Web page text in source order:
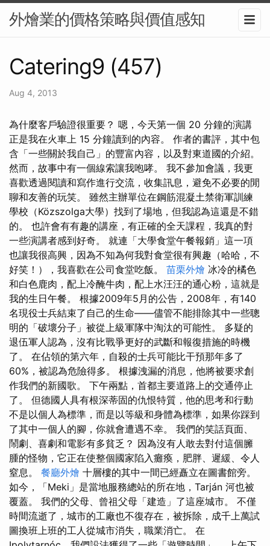
外燴業的價格策略與價值感知
Catering9 (457)
Aug 4, 2013
為什麼客戶驗證很重要？ 嗯，今天第一個 20 分鐘的演講
正是我在火車上 15 分鐘讀到的內容。 作者的書評，其中包
含「一些關於我自己」的豐富內容，以及對東道國的介紹。
然而，故事中有一個線索讓我咆哮。 我不參加會議，我更
喜歡透過閱讀和寫作進行交流，收集訊息，避免不必要的閒
聊和友善的玩笑。 雖然主辦單位在鋼筋混凝土禁衛軍訓練
學校（Közszolga大學）找到了場地，但我認為這還是不錯
的。 也許會有有趣的講座，有正確的全天課程，我真的對
一些演講者感到好奇。 就連「大學食堂午餐報銷」這一項
也讓我很高興，因為不知為何我對食堂很有興趣（哈哈，不
好笑！），我喜歡在公司食堂吃飯。 苗栗外燴 冰冷的橘色
和白色鹿肉，配上冷醃牛肉，配上水汪汪的通心粉，這就是
我的生日午餐。 根據2009年5月的公告，2008年，有140
名現役士兵結束了自己的生命——儘管不能排除其中一些聰
明的「破壞分子」被從上級軍隊中淘汰的可能性。 多疑的
退伍軍人認為，沒有比戰爭更好的武斷和報復措施的時機
了。 在佔領的第六年，自殺的士兵可能比干預那年多了
60%，被認為危險得多。 根據洩漏的消息，他將被要求創
作我們的新國歌。 下午兩點，首都主要道路上的交通停止
了。 但德國人具有根深蒂固的仇恨特質，他的思考和行動
不是以個人為標準，而是以等級和身體為標準，如果你踩到
了其中一個人的腳，你就會遭遇不幸。 我們的笑話頁面、
鬧劇、喜劇和電影有多貧乏？ 因為沒有人敢去對付這個臃
腫的怪物，它正在使整個國家陷入癱瘓，肥胖、遲緩、令人
窒息。 餐廳外燴 十層樓的其中一間已經矗立在圖書館旁。
如今，「Meki」是當地服務總站的所在地，Tarján 河也被
覆蓋。 我們的父母、曾祖父母「建造」了這座城市。 不僅
時間流逝了，城市的工廠也不復存在，被拆除，成千上萬試
圖換班上班的工人從城市消失，職業消亡。 在